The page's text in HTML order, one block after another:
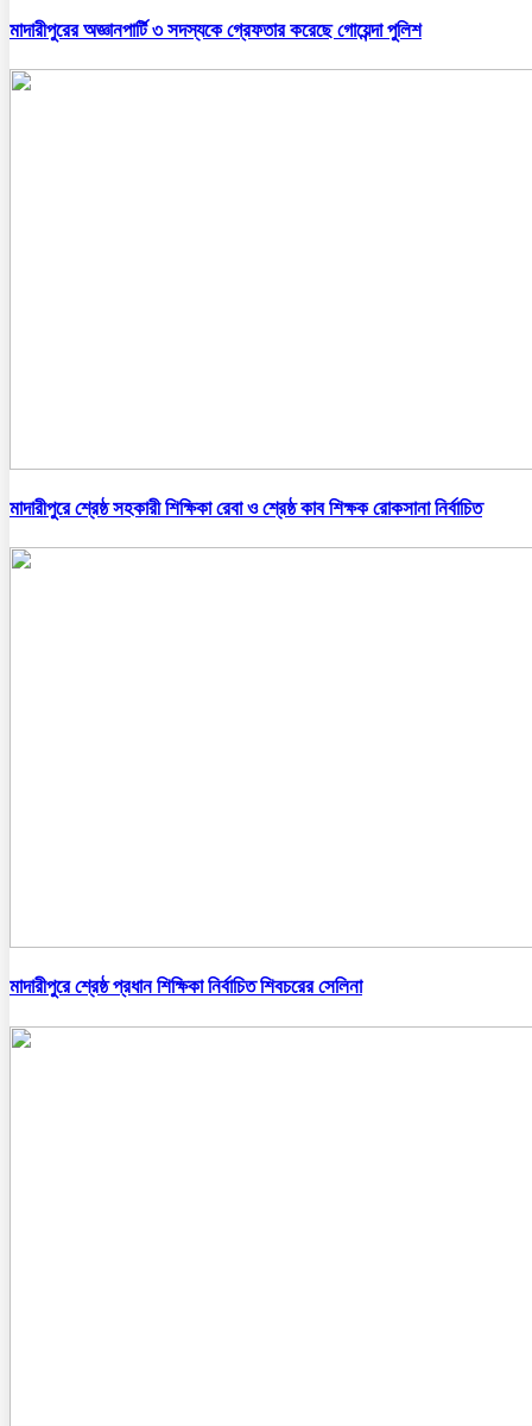
মাদারীপুরের অজ্ঞানপার্টি ৩ সদস্যকে গ্রেফতার করেছে গোয়েন্দা পুলিশ
মাদারীপুরে শ্রেষ্ঠ সহকারী শিক্ষিকা রেবা ও শ্রেষ্ঠ কাব শিক্ষক রোকসানা নির্বাচিত
মাদারীপুরে শ্রেষ্ঠ প্রধান শিক্ষিকা নির্বাচিত শিবচরের সেলিনা